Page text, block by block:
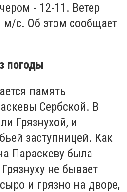
- 12-11. Ветер
м/с. Об этом сообщает
погоды
память
Сербской. В
Грязнухой, и
заступницей. Как
Параскеву была
не бывает
и грязно на дворе,